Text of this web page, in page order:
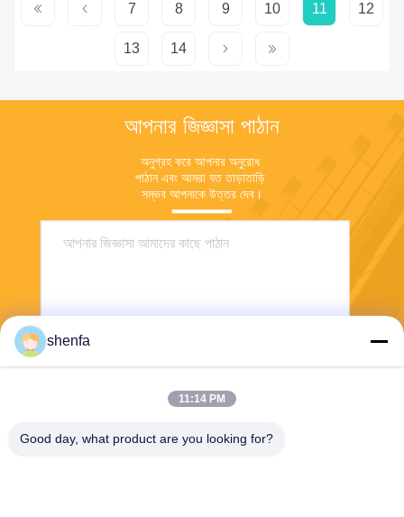
7 8 9 10 11 12
13 14
আপনার জিজ্ঞাসা পাঠান
অনুগ্রহ করে আপনার অনুরোধ
পাঠান এবং আমরা যত তাড়াতাড়ি
সম্ভব আপনাকে উত্তর দেব।
shenfa
11:14 PM
Good day, what product are you looking for?